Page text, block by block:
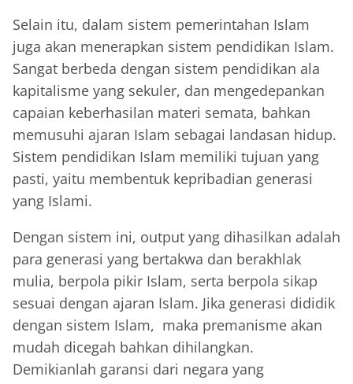
Selain itu, dalam sistem pemerintahan Islam
juga akan menerapkan sistem pendidikan Islam.
Sangat berbeda dengan sistem pendidikan ala
kapitalisme yang sekuler, dan mengedepankan
capaian keberhasilan materi semata, bahkan
memusuhi ajaran Islam sebagai landasan hidup.
Sistem pendidikan Islam memiliki tujuan yang
pasti, yaitu membentuk kepribadian generasi
yang Islami.
Dengan sistem ini, output yang dihasilkan adalah
para generasi yang bertakwa dan berakhlak
mulia, berpola pikir Islam, serta berpola sikap
sesuai dengan ajaran Islam. Jika generasi dididik
dengan sistem Islam, maka premanisme akan
mudah dicegah bahkan dihilangkan.
Demikianlah garansi dari negara yang